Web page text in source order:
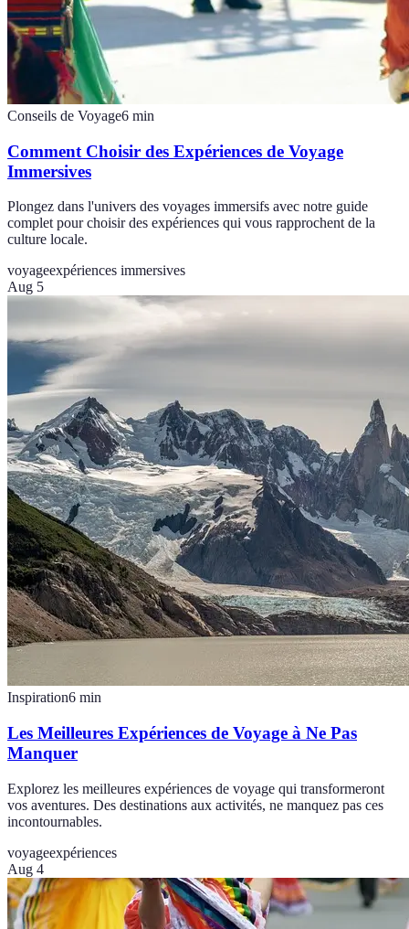
Conseils de Voyage6 min
Comment Choisir des Expériences de Voyage
Immersives
Plongez dans l'univers des voyages immersifs avec notre guide
complet pour choisir des expériences qui vous rapprochent de la
culture locale.
voyageexpériences immersives
Aug 5
Inspiration6 min
Les Meilleures Expériences de Voyage à Ne Pas
Manquer
Explorez les meilleures expériences de voyage qui transformeront
vos aventures. Des destinations aux activités, ne manquez pas ces
incontournables.
voyageexpériences
Aug 4